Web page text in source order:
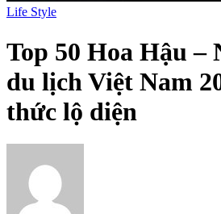
Life Style
Top 50 Hoa Hậu –
du lịch Việt Nam
thức lộ diện